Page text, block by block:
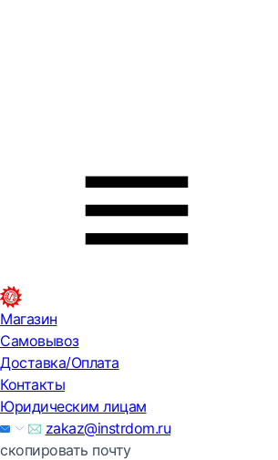
Магазин
Самовывоз
Доставка/Оплата
Контакты
Юридическим лицам
zakaz@instrdom.ru
скопировать почту